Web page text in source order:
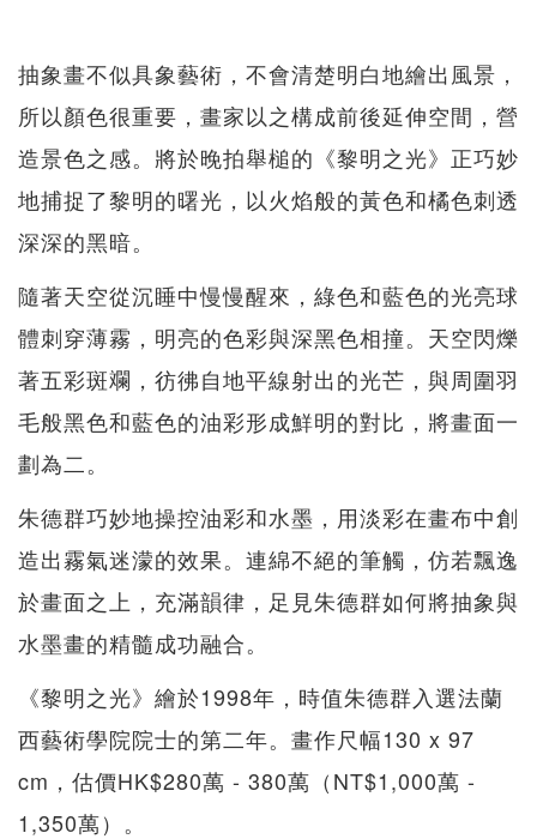
抽象畫不似具象藝術，不會清楚明白地繪出風景，
所以顏色很重要，畫家以之構成前後延伸空間，營
造景色之感。將於晚拍舉槌的《黎明之光》正巧妙
地捕捉了黎明的曙光，以火焰般的黃色和橘色刺透
深深的黑暗。
隨著天空從沉睡中慢慢醒來，綠色和藍色的光亮球
體刺穿薄霧，明亮的色彩與深黑色相撞。天空閃爍
著五彩斑斕，彷彿自地平線射出的光芒，與周圍羽
毛般黑色和藍色的油彩形成鮮明的對比，將畫面一
劃為二。
朱德群巧妙地操控油彩和水墨，用淡彩在畫布中創
造出霧氣迷濛的效果。連綿不絕的筆觸，仿若飄逸
於畫面之上，充滿韻律，足見朱德群如何將抽象與
水墨畫的精髓成功融合。
《黎明之光》繪於1998年，時值朱德群入選法蘭
西藝術學院院士的第二年。畫作尺幅130 x 97
cm，估價HK$280萬 - 380萬（NT$1,000萬 -
1,350萬）。